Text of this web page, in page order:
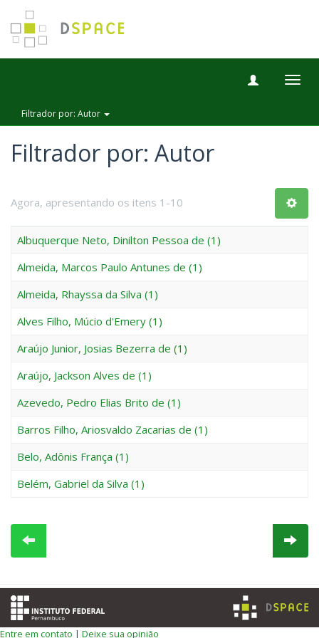
Filtrador por: Autor
Filtrador por: Autor
Agora, apresentando os itens 1-10
Albuquerque Neto, Dinilton Pessoa de (1)
Almeida, Marcos Paulo Antunes de (1)
Almeida, Rhayssa da Silva (1)
Alves Filho, Múcio d'Emery (1)
Araújo Junior, Josias Bezerra de (1)
Araújo, Jackson Alves de (1)
Azevedo, Pedro Elias Brito de (1)
Barros Filho, Ariosvaldo Zacarias de (1)
Belo, Adônis França (1)
Belém, Gabriel da Silva (1)
Entre em contato | Deixe sua opinião